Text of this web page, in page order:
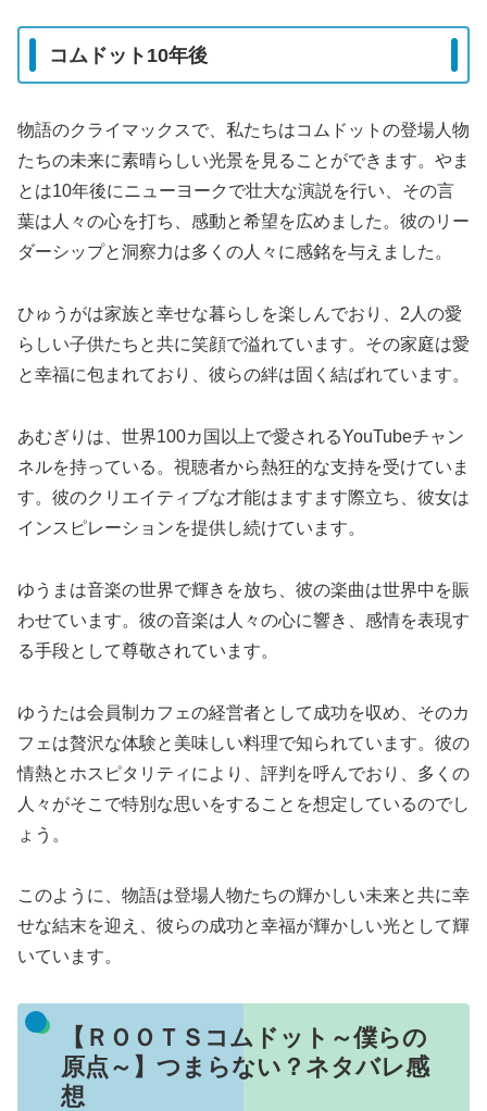
コムドット10年後
物語のクライマックスで、私たちはコムドットの登場人物
たちの未来に素晴らしい光景を見ることができます。やま
とは10年後にニューヨークで壮大な演説を行い、その言
葉は人々の心を打ち、感動と希望を広めました。彼のリー
ダーシップと洞察力は多くの人々に感銘を与えました。
ひゅうがは家族と幸せな暮らしを楽しんでおり、2人の愛
らしい子供たちと共に笑顔で溢れています。その家庭は愛
と幸福に包まれており、彼らの絆は固く結ばれています。
あむぎりは、世界100カ国以上で愛されるYouTubeチャン
ネルを持っている。視聴者から熱狂的な支持を受けていま
す。彼のクリエイティブな才能はますます際立ち、彼女は
インスピレーションを提供し続けています。
ゆうまは音楽の世界で輝きを放ち、彼の楽曲は世界中を賑
わせています。彼の音楽は人々の心に響き、感情を表現す
る手段として尊敬されています。
ゆうたは会員制カフェの経営者として成功を収め、そのカ
フェは贅沢な体験と美味しい料理で知られています。彼の
情熱とホスピタリティにより、評判を呼んでおり、多くの
人々がそこで特別な思いをすることを想定しているのでし
ょう。
このように、物語は登場人物たちの輝かしい未来と共に幸
せな結末を迎え、彼らの成功と幸福が輝かしい光として輝
いています。
【ＲＯＯＴＳコムドット～僕らの
原点～】つまらない？ネタバレ感
想